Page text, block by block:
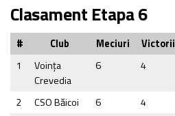
Clasament Etapa 6
# Club Meciuri Victorii
1
Voința
Crevedia
6 4
2 CSO Băicoi 6 4